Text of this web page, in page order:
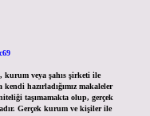
veya şahıs şirketi ile
hazırladığımız makaleler
taşımamakta olup, gerçek
Gerçek kurum ve kişiler ile